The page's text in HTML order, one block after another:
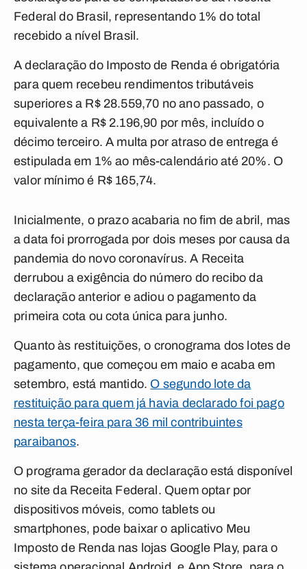
Federal do Brasil, representando 1% do total
recebido a nível Brasil.
A declaração do Imposto de Renda é obrigatória
para quem recebeu rendimentos tributáveis
superiores a R$ 28.559,70 no ano passado, o
equivalente a R$ 2.196,90 por mês, incluído o
décimo terceiro. A multa por atraso de entrega é
estipulada em 1% ao mês-calendário até 20%. O
valor mínimo é R$ 165,74.
Inicialmente, o prazo acabaria no fim de abril, mas
a data foi prorrogada por dois meses por causa da
pandemia do novo coronavírus. A Receita
derrubou a exigência do número do recibo da
declaração anterior e adiou o pagamento da
primeira cota ou cota única para junho.
Quanto às restituições, o cronograma dos lotes de
pagamento, que começou em maio e acaba em
setembro, está mantido. O segundo lote da
restituição para quem já havia declarado foi pago
nesta terça-feira para 36 mil contribuintes
paraibanos.
O programa gerador da declaração está disponível
no site da Receita Federal. Quem optar por
dispositivos móveis, como tablets ou
smartphones, pode baixar o aplicativo Meu
Imposto de Renda nas lojas Google Play, para o